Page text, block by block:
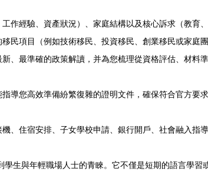
作經驗、資產狀況）、家庭結構以及核心訴求（教
民項目（例如技術移民、投資移民、創業移民或家庭團
、最準確的政策解讀，并為您梳理從資格評估、材
導您高效準備紛繁復雜的證明文件，確保符合官方要
、住宿安排、子女學校申請、銀行開戶、社會融入指
學生與年輕職場人士的青睞。它不僅是短期的語言學